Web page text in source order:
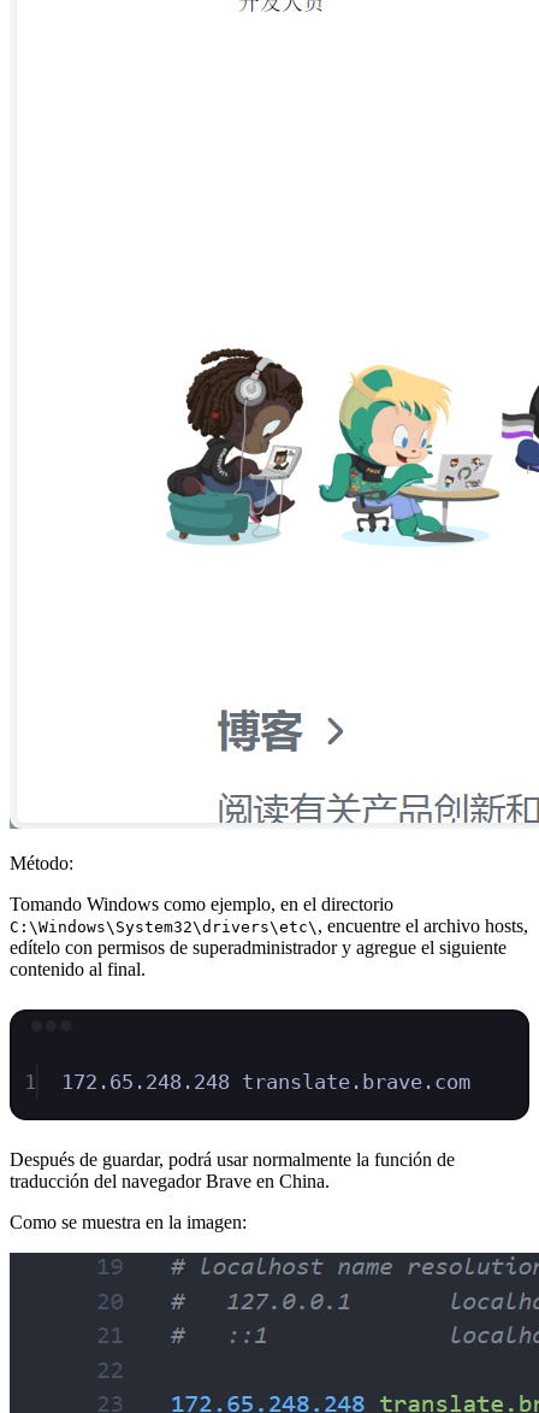
Método:
Tomando Windows como ejemplo, en el directorio
C:\Windows\System32\drivers\etc\ , encuentre el archivo hosts,
edítelo con permisos de superadministrador y agregue el siguiente
contenido al final.
1 172.65.248.248 translate.brave.com
Después de guardar, podrá usar normalmente la función de
traducción del navegador Brave en China.
Como se muestra en la imagen: